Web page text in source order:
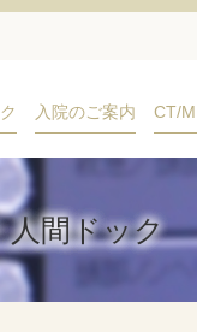
入院のご案内 CT/
人間ドック